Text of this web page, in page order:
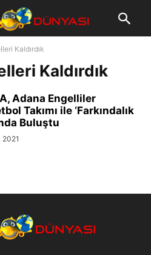
Kaldırdık
Kaldırdık
Adana Engelliler
Takımı ile ‘Farkındalık
Buluştu
2021